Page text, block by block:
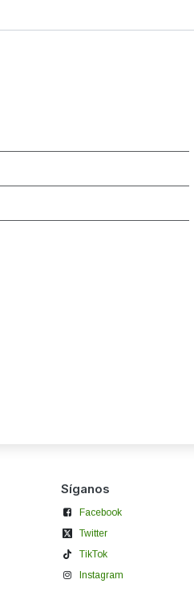
Síganos
Facebook
Twitter
TikTok
Instagram